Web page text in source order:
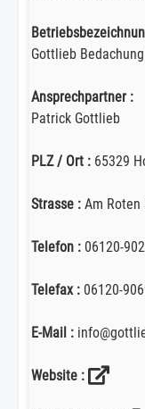
Gottlieb
Ansprechpartner :
Patrick Gottlieb
PLZ / Ort :65329
Strasse :Am Roten
Telefon :06120-
Telefax :06120-
E-Mail :
Website :